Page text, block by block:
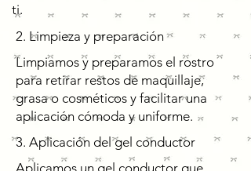
ti.
2. Limpieza y preparación
Limpiamos y preparamos el rostro
para retirar restos de maquillaje,
grasa o cosméticos y facilitar una
aplicación cómoda y uniforme.
3. Aplicación del gel conductor
Aplicamos un gel conductor que